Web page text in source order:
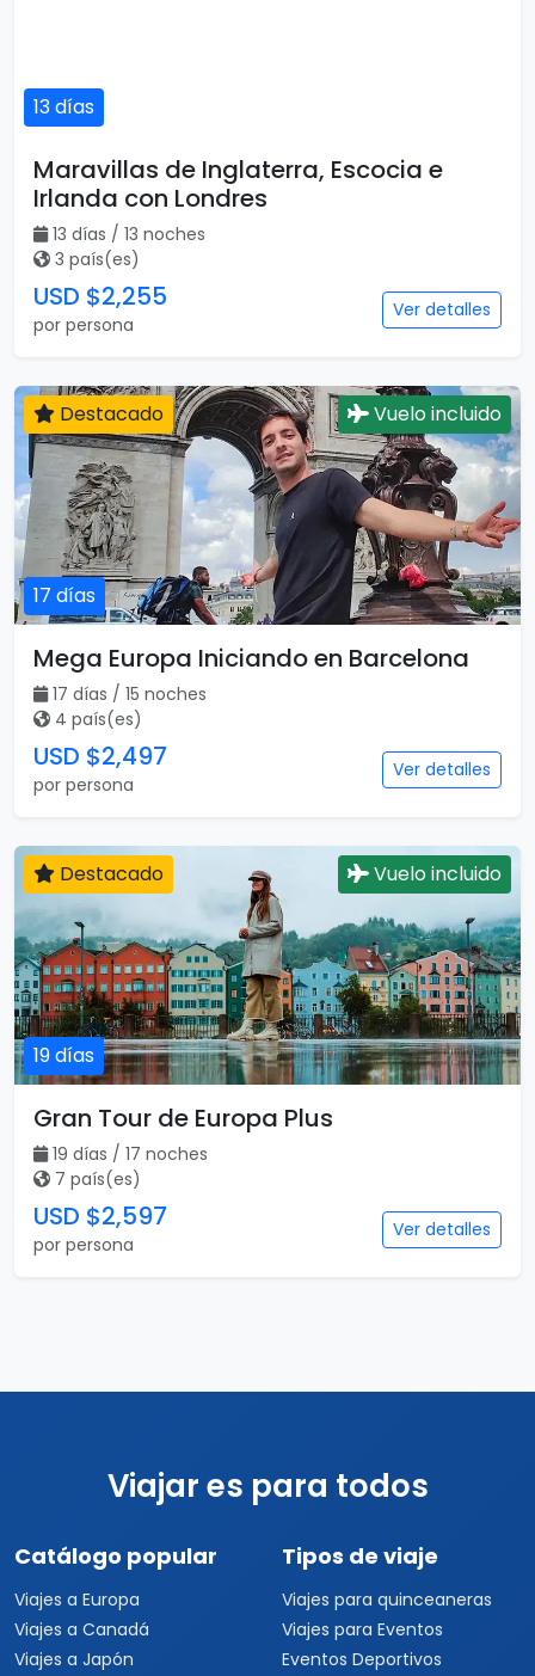
13 días
Maravillas de Inglaterra, Escocia e
Irlanda con Londres
13 días / 13 noches
3 país(es)
USD $2,255
por persona
Ver detalles
17 días
Destacado Vuelo incluido
Mega Europa Iniciando en Barcelona
17 días / 15 noches
4 país(es)
USD $2,497
por persona
Ver detalles
19 días
Destacado Vuelo incluido
Gran Tour de Europa Plus
19 días / 17 noches
7 país(es)
USD $2,597
por persona
Ver detalles
Viajar es para todos
Catálogo popular
Viajes a Europa
Viajes a Canadá
Viajes a Japón
Tipos de viaje
Viajes para quinceaneras
Viajes para Eventos
Eventos Deportivos